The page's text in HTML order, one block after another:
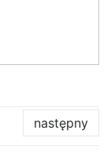
następny